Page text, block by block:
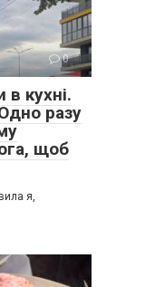
0
кухні.
разу
щоб
я,